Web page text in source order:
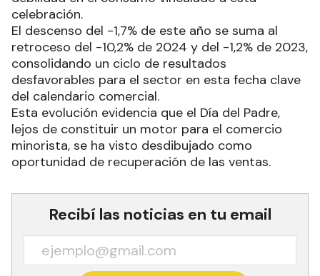
celebración.
El descenso del -1,7% de este año se suma al
retroceso del -10,2% de 2024 y del -1,2% de 2023,
consolidando un ciclo de resultados
desfavorables para el sector en esta fecha clave
del calendario comercial.
Esta evolución evidencia que el Día del Padre,
lejos de constituir un motor para el comercio
minorista, se ha visto desdibujado como
oportunidad de recuperación de las ventas.
Recibí las noticias en tu email